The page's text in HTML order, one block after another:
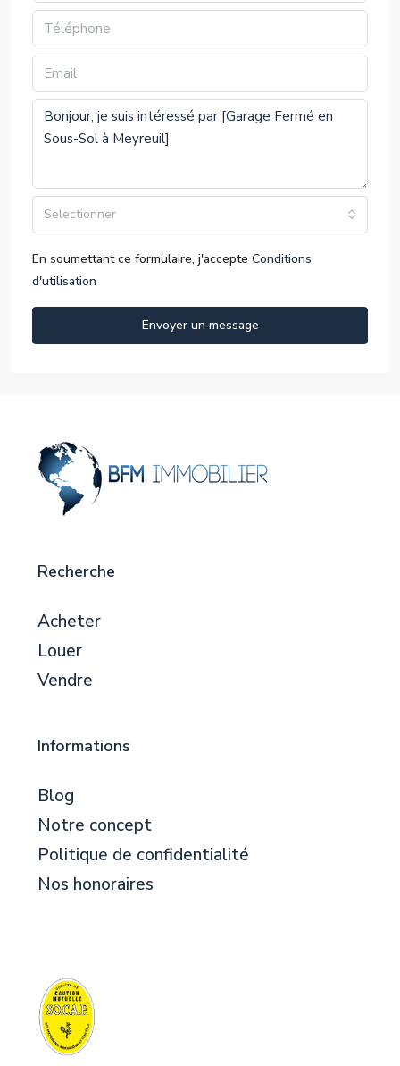
Selectionner
En soumettant ce formulaire, j'accepte Conditions
d'utilisation
Envoyer un message
Recherche
Acheter
Louer
Vendre
Informations
Blog
Notre concept
Politique de confidentialité
Nos honoraires